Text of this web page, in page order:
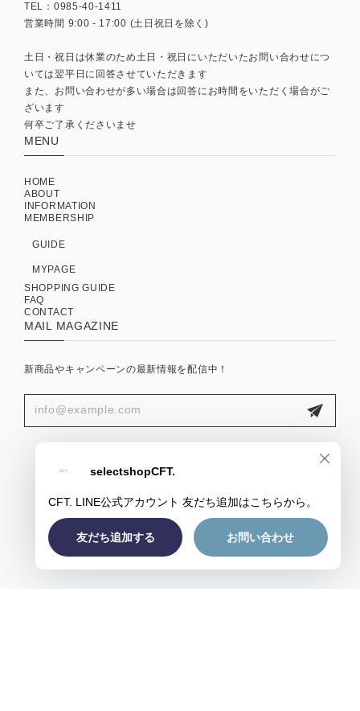
TEL：0985-40-1411
営業時間 9:00 - 17:00 (土日祝日を除く)
土日・祝日は休業のため土日・祝日にいただいたお問い合わせにつ
いては翌平日に回答させていただきます
また、お問い合わせが多い場合は回答にお時間をいただく場合がご
ざいます
何卒ご了承くださいませ
MENU
HOME
ABOUT
INFORMATION
MEMBERSHIP
GUIDE
MYPAGE
SHOPPING GUIDE
FAQ
CONTACT
MAIL MAGAZINE
新商品やキャンペーンの最新情報を配信中！